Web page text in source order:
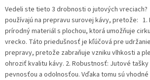
Vedeli ste tieto 3 drobnosti o jutových
používajú na prepravu surovej kávy, pretože: 1.
prírodný materiál s plochou, ktorá umožňuje
vrecko. Táto priedušnosť je kľúčová pre
prepravy, pretože zabraňuje vzniku vlhkosti a
ohroziť kvalitu kávy. 2. Robustnosť: Jutové tašky
pevnosťou a odolnosťou. Vďaka tomu sú vhodné